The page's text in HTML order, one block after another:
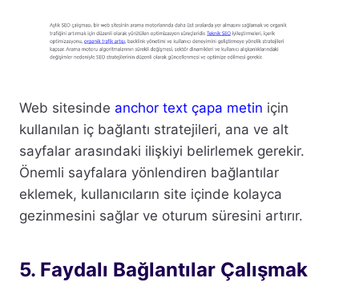
Web sitesinde anchor text çapa metin için
kullanılan iç bağlantı stratejileri, ana ve alt
sayfalar arasındaki ilişkiyi belirlemek gerekir.
Önemli sayfalara yönlendiren bağlantılar
eklemek, kullanıcıların site içinde kolayca
gezinmesini sağlar ve oturum süresini artırır.
5. Faydalı Bağlantılar Çalışmak